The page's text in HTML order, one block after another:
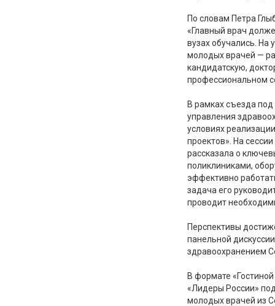
По словам Петра
«Главный врач
вузах обучались. На
молодых врачей —
кандидатскую,
профессиональном
В рамках съезда
управления
условиях
проектов». На
рассказала о
поликлиниками,
эффективно
задача его
проводит
Перспективы
панельной
здравоохранением
В формате
«Лидеры России»
молодых врачей из